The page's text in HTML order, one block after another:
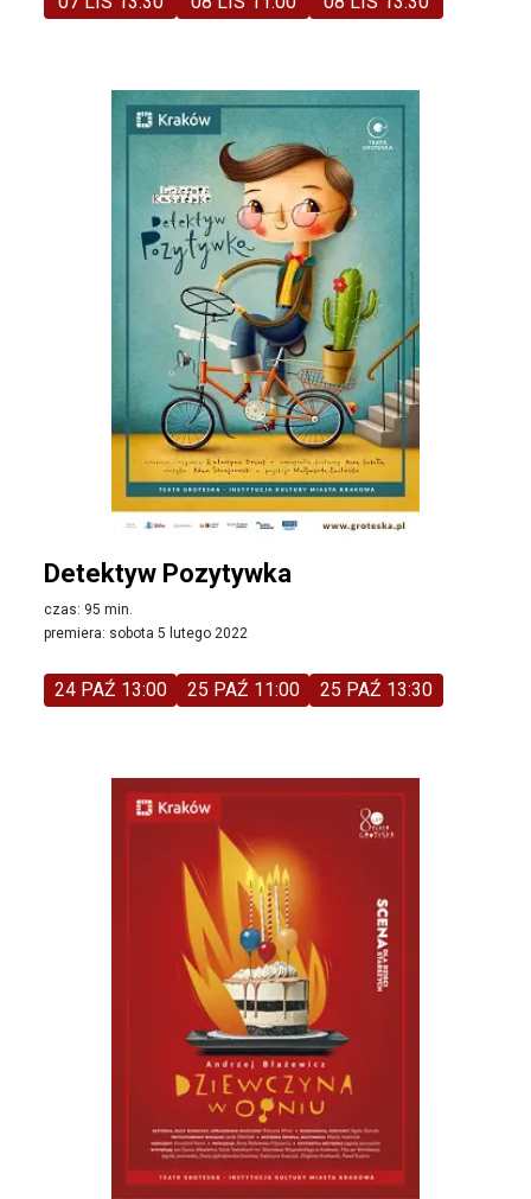
Detektyw Pozytywka
czas: 95 min.
premiera: sobota 5 lutego 2022
24 PAŹ 13:00 25 PAŹ 11:00 25 PAŹ 13:30